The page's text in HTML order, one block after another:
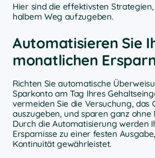
Hier sind die effektivsten
halbem Weg aufzugeben.
Automatisieren Sie
monatlichen
Richten Sie automatische
Sparkonto am Tag Ihres
vermeiden Sie die Versuchung, das
auszugeben, und sparen ganz ohne
Durch die Automatisierung werden
Ersparnisse zu einer festen
Kontinuität gewährleistet.